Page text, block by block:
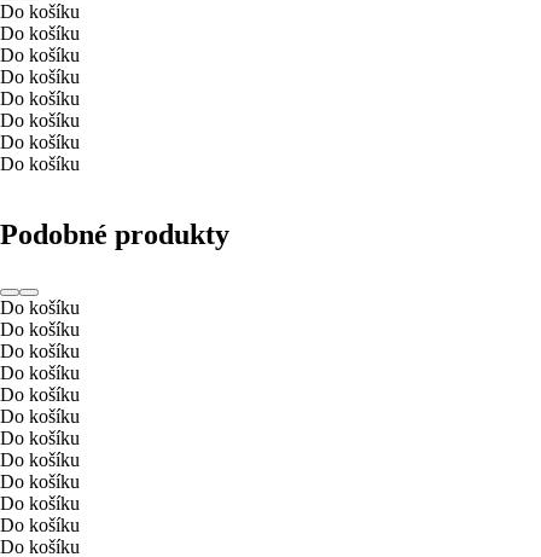
Do košíku
Do košíku
Do košíku
Do košíku
Do košíku
Do košíku
Do košíku
Do košíku
Podobné produkty
Do košíku
Do košíku
Do košíku
Do košíku
Do košíku
Do košíku
Do košíku
Do košíku
Do košíku
Do košíku
Do košíku
Do košíku